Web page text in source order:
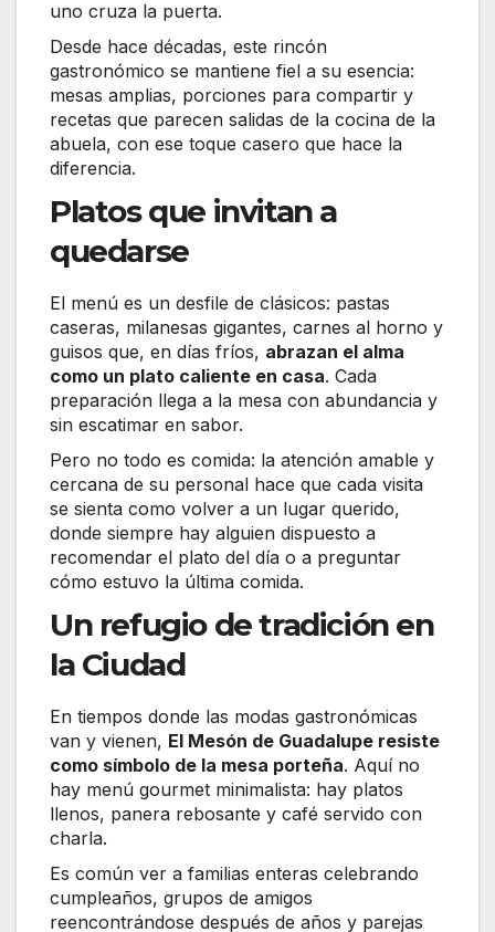
uno cruza la puerta.
Desde hace décadas, este rincón
gastronómico se mantiene fiel a su esencia:
mesas amplias, porciones para compartir y
recetas que parecen salidas de la cocina de la
abuela, con ese toque casero que hace la
diferencia.
Platos que invitan a
quedarse
El menú es un desfile de clásicos: pastas
caseras, milanesas gigantes, carnes al horno y
guisos que, en días fríos, abrazan el alma
como un plato caliente en casa. Cada
preparación llega a la mesa con abundancia y
sin escatimar en sabor.
Pero no todo es comida: la atención amable y
cercana de su personal hace que cada visita
se sienta como volver a un lugar querido,
donde siempre hay alguien dispuesto a
recomendar el plato del día o a preguntar
cómo estuvo la última comida.
Un refugio de tradición en
la Ciudad
En tiempos donde las modas gastronómicas
van y vienen, El Mesón de Guadalupe resiste
como símbolo de la mesa porteña. Aquí no
hay menú gourmet minimalista: hay platos
llenos, panera rebosante y café servido con
charla.
Es común ver a familias enteras celebrando
cumpleaños, grupos de amigos
reencontrándose después de años y parejas